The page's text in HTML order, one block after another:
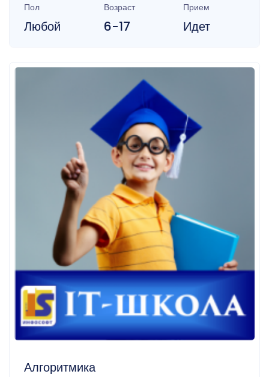
Пол
Любой
Возраст
6-17
Прием
Идет
Алгоритмика